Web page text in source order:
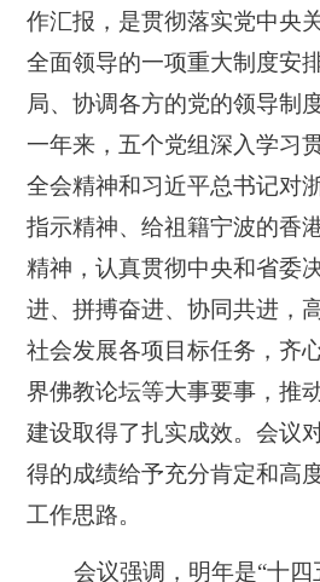
作汇报，是贯彻落实党中央
全面领导的一项重大制度安
局、协调各方的党的领导制
一年来，五个党组深入学习
全会精神和习近平总书记对
指示精神、给祖籍宁波的香
精神，认真贯彻中央和省委
进、拼搏奋进、协同共进，
社会发展各项目标任务，齐
界佛教论坛等大事要事，推
建设取得了扎实成效。会议
得的成绩给予充分肯定和高
工作思路。
会议强调，明年是“十四